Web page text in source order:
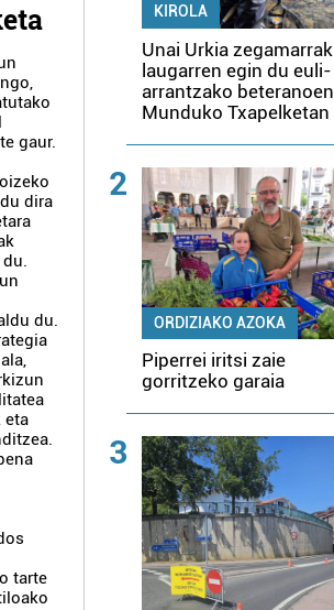
gaur.
dira
du.
eta
tarte
KIROLA
Unai Urkia zegamarrak
laugarren egin du euli-
arrantzako beteranoen
Munduko Txapelketan
2
ORDIZIAKO AZOKA
Piperrei iritsi zaie
gorritzeko garaia
3